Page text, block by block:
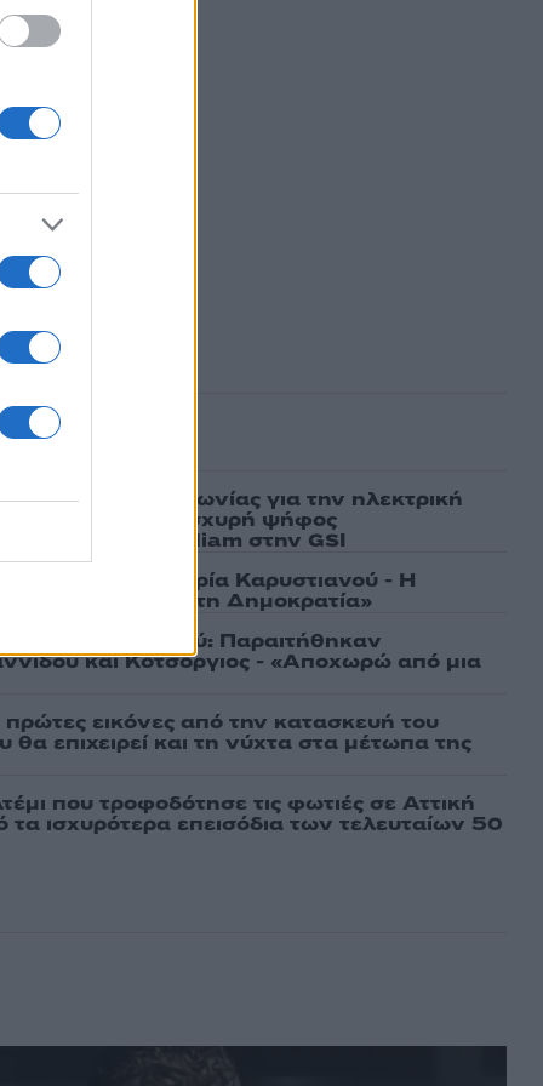
υπογραφή συμφωνίας για την ηλεκτρική
– Κύπρου: «Ισχυρή ψήφος
είσοδος της Meridiam στην GSI
μένει η Μαρία Καρυστιανού - Η
την «Ελπίδα για τη Δημοκρατία»
την Καρυστιανού: Παραιτήθηκαν
και Κοτσόργιος - «Αποχωρώ από μια
εικόνες από την κατασκευή του
επιχειρεί και τη νύχτα στα μέτωπα της
που τροφοδότησε τις φωτιές σε Αττική
τα ισχυρότερα επεισόδια των τελευταίων 50